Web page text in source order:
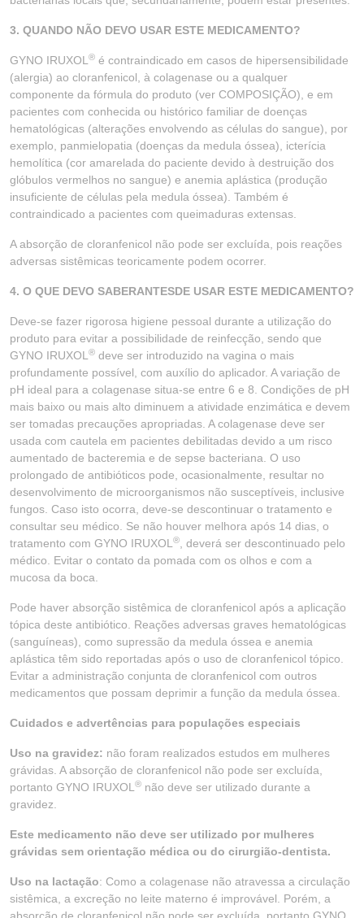
3. QUANDO NÃO DEVO USAR ESTE MEDICAMENTO?
GYNO IRUXOL ® é contraindicado em casos de hipersensibilidade
(alergia) ao cloranfenicol, à colagenase ou a qualquer
componente da fórmula do produto (ver COMPOSIÇÃO), e em
pacientes com conhecida ou histórico familiar de doenças
hematológicas (alterações envolvendo as células do sangue), por
exemplo, panmielopatia (doenças da medula óssea), icterícia
hemolítica (cor amarelada do paciente devido à destruição dos
glóbulos vermelhos no sangue) e anemia aplástica (produção
insuficiente de células pela medula óssea). Também é
contraindicado a pacientes com queimaduras extensas.
A absorção de cloranfenicol não pode ser excluída, pois reações
adversas sistêmicas teoricamente podem ocorrer.
4. O QUE DEVO SABERANTESDE USAR ESTE MEDICAMENTO?
Deve-se fazer rigorosa higiene pessoal durante a utilização do
produto para evitar a possibilidade de reinfecção, sendo que
GYNO IRUXOL ® deve ser introduzido na vagina o mais
profundamente possível, com auxílio do aplicador. A variação de
pH ideal para a colagenase situa-se entre 6 e 8. Condições de pH
mais baixo ou mais alto diminuem a atividade enzimática e devem
ser tomadas precauções apropriadas. A colagenase deve ser
usada com cautela em pacientes debilitadas devido a um risco
aumentado de bacteremia e de sepse bacteriana. O uso
prolongado de antibióticos pode, ocasionalmente, resultar no
desenvolvimento de microorganismos não susceptíveis, inclusive
fungos. Caso isto ocorra, deve-se descontinuar o tratamento e
consultar seu médico. Se não houver melhora após 14 dias, o
tratamento com GYNO IRUXOL ®
, deverá ser descontinuado pelo
médico. Evitar o contato da pomada com os olhos e com a
mucosa da boca.
Pode haver absorção sistêmica de cloranfenicol após a aplicação
tópica deste antibiótico. Reações adversas graves hematológicas
(sanguíneas), como supressão da medula óssea e anemia
aplástica têm sido reportadas após o uso de cloranfenicol tópico.
Evitar a administração conjunta de cloranfenicol com outros
medicamentos que possam deprimir a função da medula óssea.
Cuidados e advertências para populações especiais
Uso na gravidez: não foram realizados estudos em mulheres
grávidas. A absorção de cloranfenicol não pode ser excluída,
portanto GYNO IRUXOL ® não deve ser utilizado durante a
gravidez.
Este medicamento não deve ser utilizado por mulheres
grávidas sem orientação médica ou do cirurgião-dentista.
Uso na lactação: Como a colagenase não atravessa a circulação
sistêmica, a excreção no leite materno é improvável. Porém, a